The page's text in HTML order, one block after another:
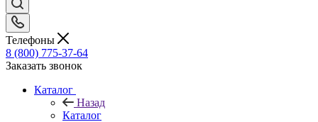
Телефоны
8 (800) 775-37-64
Заказать звонок
Каталог
Назад
Каталог